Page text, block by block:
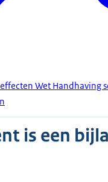
Wet Handhaving
is een